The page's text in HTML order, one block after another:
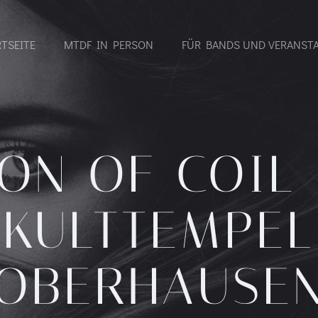
MTDF IN PERSON FÜR BANDS UND
OF COIL
KULTTEMPEL